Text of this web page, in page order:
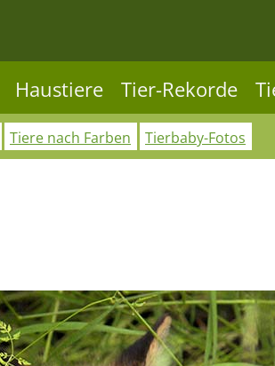
Haustiere Tier-Rekorde
Tiere nach Farben Tierbaby-Fotos